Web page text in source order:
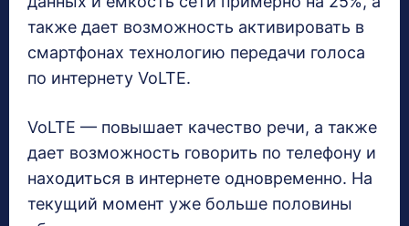
также дает возможность активировать в
смартфонах технологию передачи голоса
по интернету VoLTE.
VoLTE — повышает качество речи, а также
дает возможность говорить по телефону и
находиться в интернете одновременно. На
текущий момент уже больше половины